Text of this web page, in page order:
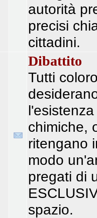
autorità
precisi
cittadini.
Dibattito
Tutti
chimiche,
ritengano
modo
pregati di
spazio.